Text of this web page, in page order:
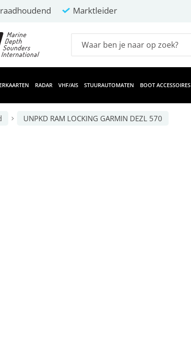
Marktleider
RADAR VHF/AIS STUURAUTOMATEN BOOT ACCESSOIRES
UNPKD RAM LOCKING GARMIN DEZL 570